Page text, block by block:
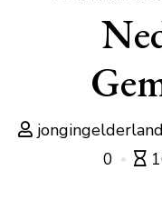
jongingelderland
0